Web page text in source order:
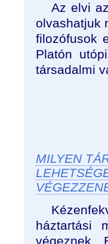
Az elvi
olvashatjuk
filozófusok
Platón
társadalmi
MILYEN
háztartási
végeznek.